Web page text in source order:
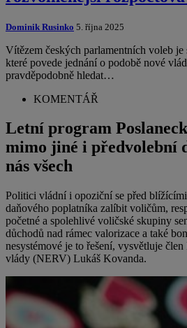
Dominik Rusinko 5. října 2025
Vítězem českých parlamentních voleb
které povede jednání o podobě nové
pravděpodobně hledat…
KOMENTÁŘ
Letní program
mimo jiné i předvolební
nás všech
Politici vládní i opoziční se před
daňového poplatníka zalíbit voličům,
početné a spolehlivé voličské skupiny
důchodů nad rámec valorizace a také
nesystémové je to řešení, vysvětluje
vlády (NERV) Lukáš Kovanda.